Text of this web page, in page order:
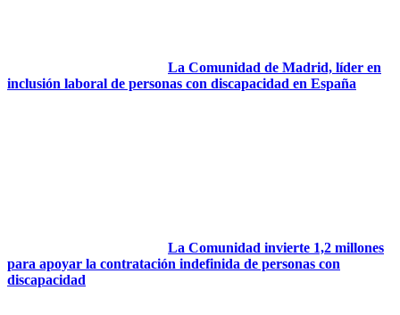
La Comunidad de Madrid, líder en
inclusión laboral de personas con discapacidad en España
La Comunidad invierte 1,2 millones
para apoyar la contratación indefinida de personas con
discapacidad